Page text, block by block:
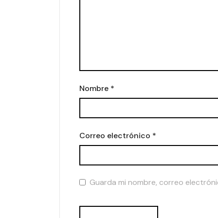
Nombre *
Correo electrónico *
Guarda mi nombre, correo